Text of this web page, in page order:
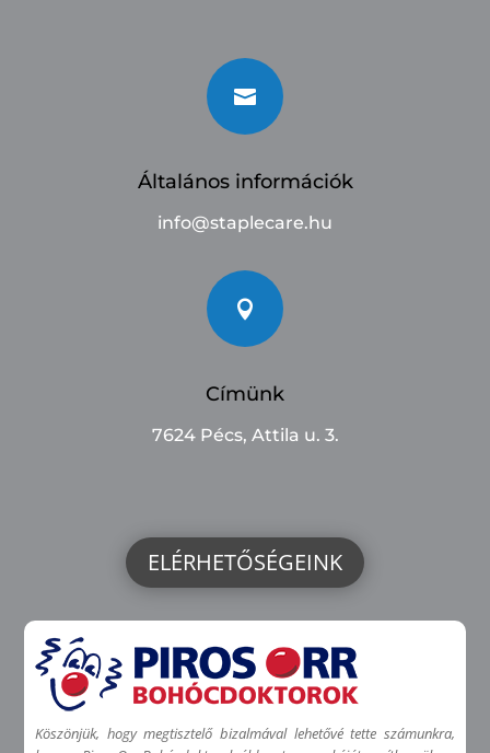

Általános információk
info@staplecare.hu

Címünk
7624 Pécs, Attila u. 3.
ELÉRHETŐSÉGEINK
Köszönjük, hogy megtisztelő bizalmával lehetővé tette számunkra,